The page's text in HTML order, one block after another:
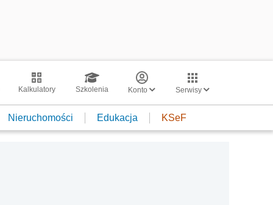
Kalkulatory Szkolenia Konto Serwisy
Nieruchomości Edukacja KSeF